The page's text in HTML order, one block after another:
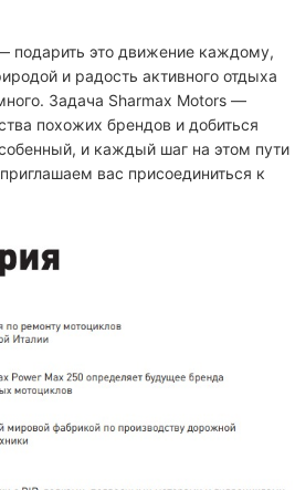
подарить это движение каждому,
и радость активного отдыха
Задача Sharmax Motors —
похожих брендов и добиться
и каждый шаг на этом пути
вас присоединиться к